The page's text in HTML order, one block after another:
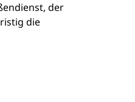
der
die